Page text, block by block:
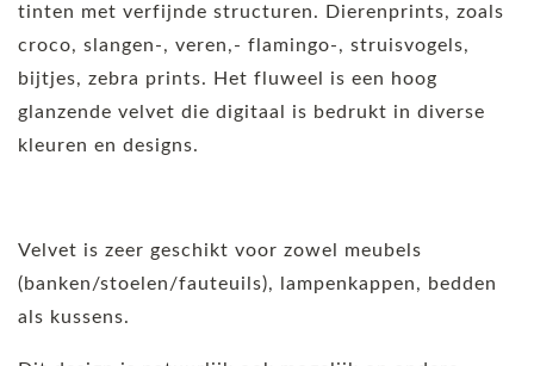
tinten met verfijnde structuren. Dierenprints, zoals
croco, slangen-, veren,- flamingo-, struisvogels,
bijtjes, zebra prints. Het fluweel is een hoog
glanzende velvet die digitaal is bedrukt in diverse
kleuren en designs.
Velvet is zeer geschikt voor zowel meubels
(banken/stoelen/fauteuils), lampenkappen, bedden
als kussens.